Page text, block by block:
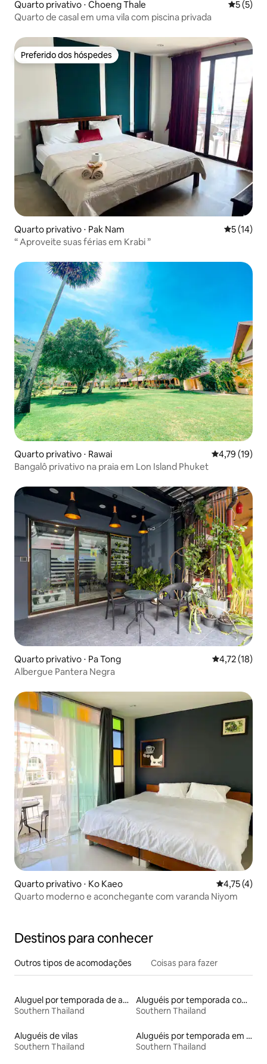
Quarto privativo ⋅ Choeng Thale 5 de
5 (5)
Quarto de casal em uma vila com piscina privada
Preferido dos hóspedes
Preferido dos hóspedes
Quarto privativo ⋅ Pak Nam 5 de uma
5 (14)
“ Aproveite suas férias em Krabi ”
Quarto privativo ⋅ Rawai 4,79 de uma
4,79 (19)
Bangalô privativo na praia em Lon Island Phuket
Quarto privativo ⋅ Pa Tong 4,72 de uma
4,72 (18)
Albergue Pantera Negra
Quarto privativo ⋅ Ko Kaeo 4,75 de
4,75 (4)
Quarto moderno e aconchegante com varanda Niyom
Destinos para conhecer
Outros tipos de acomodações Coisas para fazer
Aluguel por temporada de apart-hotéis
Southern Thailand
Aluguéis por temporada com suítes privativas
Southern Thailand
Aluguéis de vilas
Southern Thailand
Aluguéis por temporada em albergue
Southern Thailand